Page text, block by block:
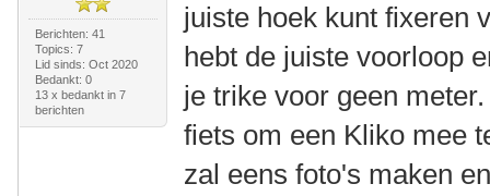
Berichten: 41
Topics: 7
Lid sinds: Oct 2020
Bedankt: 0
13 x bedankt in 7
berichten
juiste hoek kunt fixeren
hebt de juiste voorloop
je trike voor geen
fiets om een Kliko mee
zal eens foto's maken